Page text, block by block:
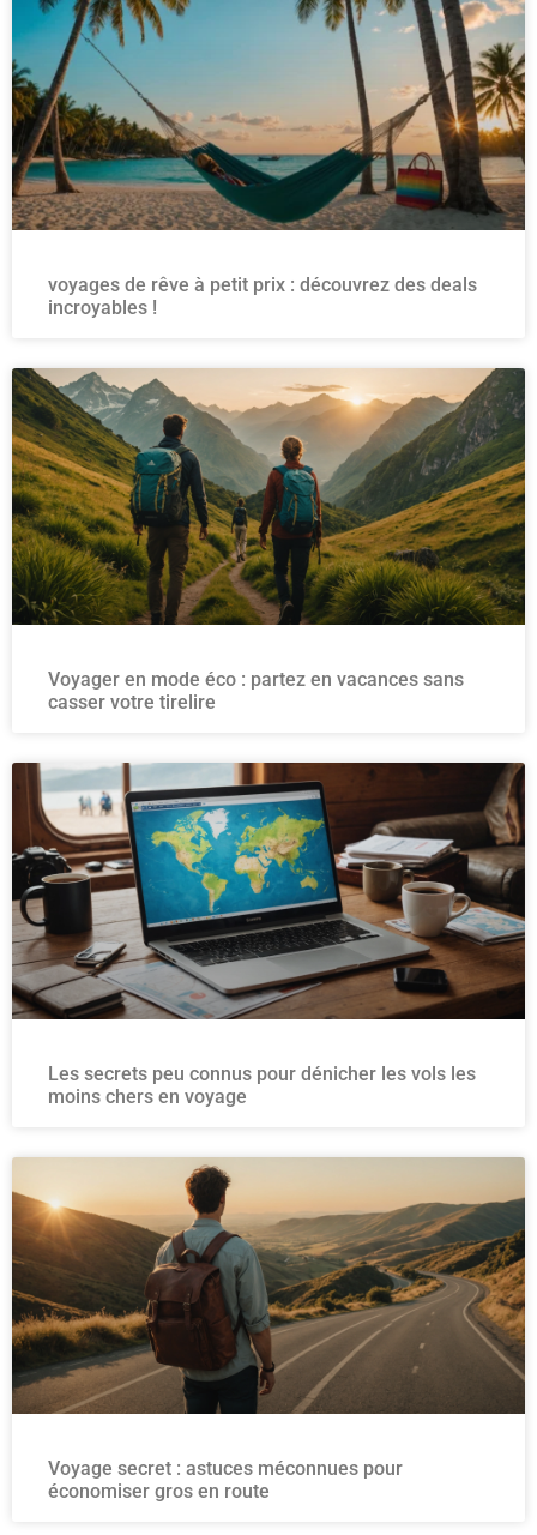
voyages de rêve à petit prix : découvrez des deals
incroyables !
Voyager en mode éco : partez en vacances sans
casser votre tirelire
Les secrets peu connus pour dénicher les vols les
moins chers en voyage
Voyage secret : astuces méconnues pour
économiser gros en route